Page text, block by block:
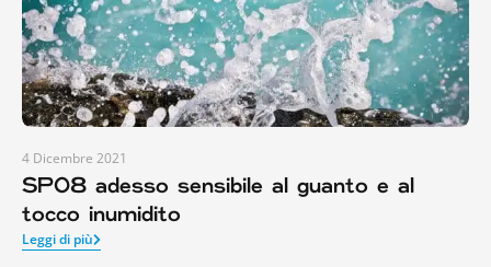
4 Dicembre 2021
SP08 adesso sensibile al guanto e al
tocco inumidito
Leggi di più